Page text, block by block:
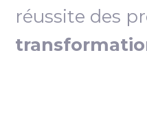
réussite des